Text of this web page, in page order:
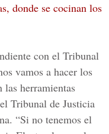
donde se cocinan los
con el Tribunal
vamos a hacer los
las herramientas
Tribunal de Justicia
“Si no tenemos el